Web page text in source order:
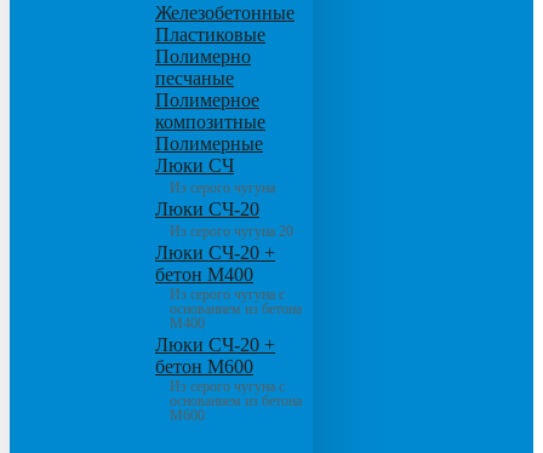
Железобетонные
Пластиковые
Полимерно
песчаные
Полимерное
композитные
Полимерные
Люки СЧ
Из серого чугуна
Люки СЧ-20
Из серого чугуна 20
Люки СЧ-20 +
бетон М400
Из серого чугуна с
основанием из бетона
М400
Люки СЧ-20 +
бетон М600
Из серого чугуна с
основанием из бетона
М600